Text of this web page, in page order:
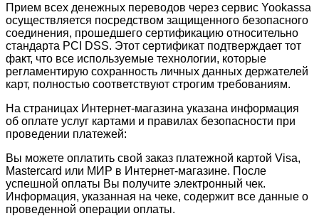
Прием всех денежных переводов через сервис Yookassa
осуществляется посредством защищенного безопасного
соединения, прошедшего сертификацию относительно
стандарта PCI DSS. Этот сертификат подтверждает тот
факт, что все используемые технологии, которые
регламентирую сохранность личных данных держателей
карт, полностью соответствуют строгим требованиям.
На страницах Интернет-магазина указана информация
об оплате услуг картами и правилах безопасности при
проведении платежей:
Вы можете оплатить свой заказ платежной картой Visa,
Mastercard или МИР в Интернет-магазине. После
успешной оплаты Вы получите электронный чек.
Информация, указанная на чеке, содержит все данные о
проведенной операции оплаты.